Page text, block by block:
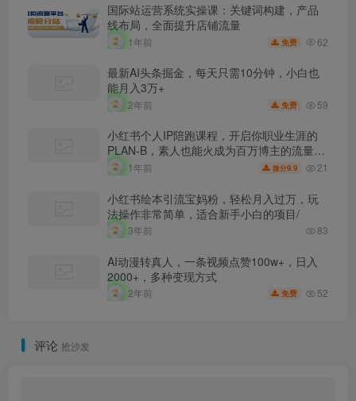
国际站运营系统实操课：关键词构建，产品
线布局，全面提升店铺流量
1年前 免费 62
最新AI头条掘金，每天只需10分钟，小白也
能月入3万+
2年前 免费 59
小红书个人IP陪跑课程，开启你职业生涯的
PLAN-B，素人也能火成为百万博主的流量密
码
1年前 微分9.9 21
小红书绘本引流宝妈粉，轻松月入过万，玩
法操作非常简单，适合新手小白的项目/
3年前 83
AI动漫转真人，一条视频点赞100w+，日入
2000+，多种变现方式
2年前 免费 52
评论 抢沙发